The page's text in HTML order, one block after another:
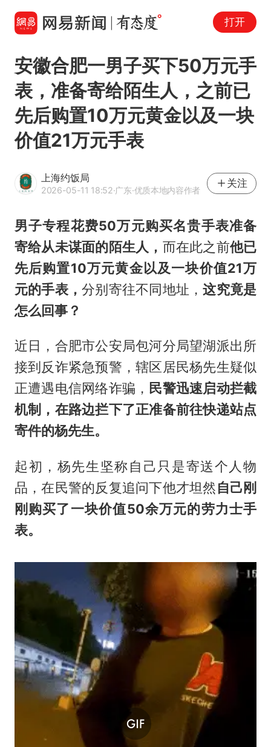
打开
安徽合肥一男子买下50万元手
表，准备寄给陌生人，之前已
先后购置10万元黄金以及一块
价值21万元手表
上海约饭局
2026-05-11 18:52·广东·优质本地内容作者
关注
男子专程花费50万元购买名贵手表准备
寄给从未谋面的陌生人， 而在此之前他已
先后购置10万元黄金以及一块价值21万
元的手表，分别寄往不同地址，这究竟是
怎么回事？
近日，合肥市公安局包河分局望湖派出所
接到反诈紧急预警，辖区居民杨先生疑似
正遭遇电信网络诈骗， 民警迅速启动拦截
机制，在路边拦下了正准备前往快递站点
寄件的杨先生。
起初，杨先生坚称自己只是寄送个人物
品，在民警的反复追问下他才坦然自己刚
刚购买了一块价值50余万元的劳力士手
表。